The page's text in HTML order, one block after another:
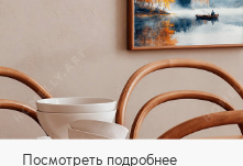
Посмотреть подробнее